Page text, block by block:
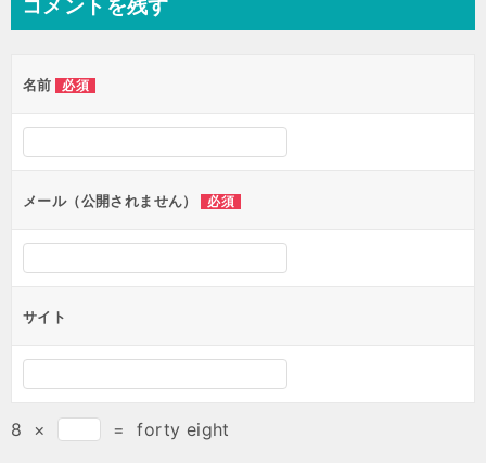
コメントを残す
名前 必須
メール（公開されません） 必須
サイト
8 × = forty eight